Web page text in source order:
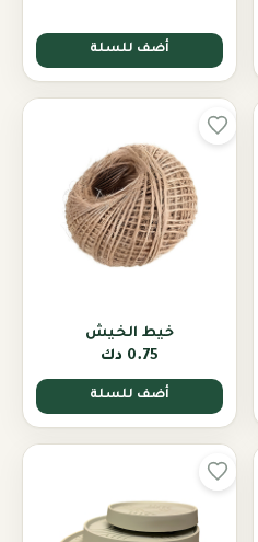
أضف للسلة
خيط الخيش
0.75 دك
أضف للسلة